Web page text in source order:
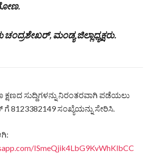
ಮಂಡ್ಯ ಜಿಲ್ಲಾಧ್ಯಕ್ಷರು.
ಕ್ಷಣದ ಸುದ್ದಿಗಳನ್ನು ನಿರಂತರವಾಗಿ ಪಡೆಯಲು
ಗೆ 8123382149 ಸಂಖ್ಯೆಯನ್ನು ಸೇರಿಸಿ.
ISmeQjik4LbG9KvWhKlbCC